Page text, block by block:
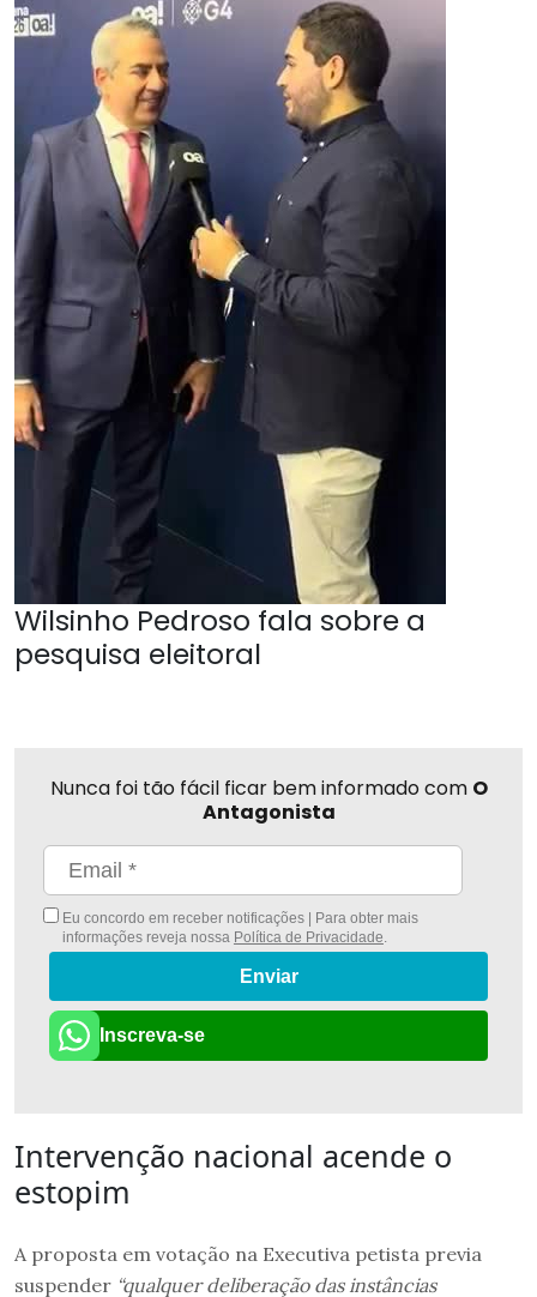
Wilsinho Pedroso fala sobre a
pesquisa eleitoral
Nunca foi tão fácil ficar bem informado com O
Antagonista
Eu concordo em receber notificações | Para obter mais
informações reveja nossa Política de Privacidade.
Enviar
Inscreva-se
Intervenção nacional acende o
estopim
A proposta em votação na Executiva petista previa
suspender “qualquer deliberação das instâncias